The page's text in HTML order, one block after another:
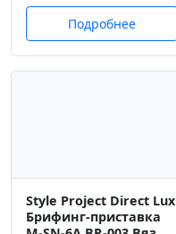
Подробнее
Style Project Direct Lux
Брифинг-приставка